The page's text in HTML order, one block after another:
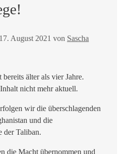
17. August 2021 von Sascha
älter als vier Jahre.
nicht mehr aktuell.
wir die überschlagenden
und die
der Taliban.
die Macht übernommen und